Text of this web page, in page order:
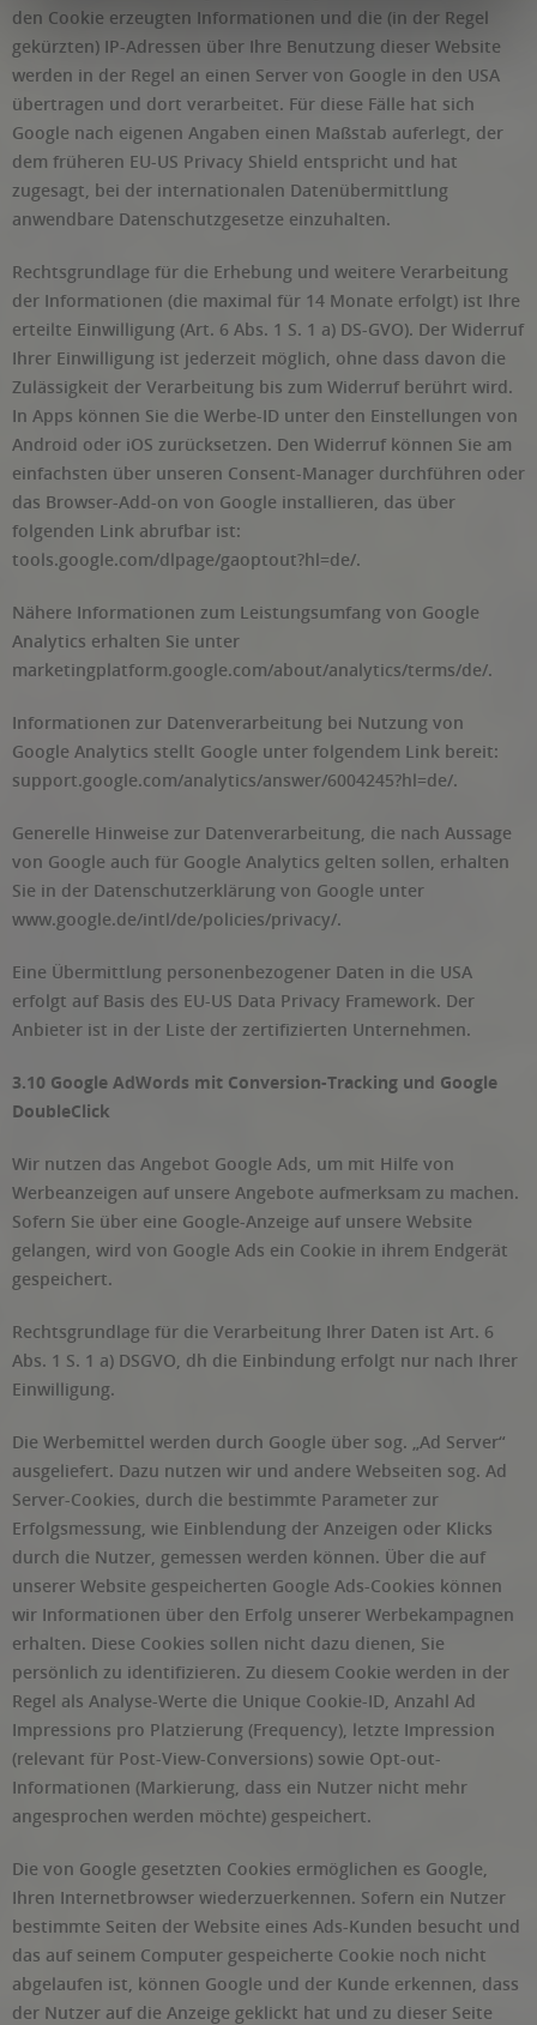
den Cookie erzeugten Informationen und die (in der Regel
gekürzten) IP-Adressen über Ihre Benutzung dieser Website
werden in der Regel an einen Server von Google in den USA
übertragen und dort verarbeitet. Für diese Fälle hat sich
Google nach eigenen Angaben einen Maßstab auferlegt, der
dem früheren EU-US Privacy Shield entspricht und hat
zugesagt, bei der internationalen Datenübermittlung
anwendbare Datenschutzgesetze einzuhalten.
Rechtsgrundlage für die Erhebung und weitere Verarbeitung
der Informationen (die maximal für 14 Monate erfolgt) ist Ihre
erteilte Einwilligung (Art. 6 Abs. 1 S. 1 a) DS-GVO). Der Widerruf
Ihrer Einwilligung ist jederzeit möglich, ohne dass davon die
Zulässigkeit der Verarbeitung bis zum Widerruf berührt wird.
In Apps können Sie die Werbe-ID unter den Einstellungen von
Android oder iOS zurücksetzen. Den Widerruf können Sie am
einfachsten über unseren Consent-Manager durchführen oder
das Browser-Add-on von Google installieren, das über
folgenden Link abrufbar ist:
tools.google.com/dlpage/gaoptout?hl=de/.
Nähere Informationen zum Leistungsumfang von Google
Analytics erhalten Sie unter
marketingplatform.google.com/about/analytics/terms/de/.
Informationen zur Datenverarbeitung bei Nutzung von
Google Analytics stellt Google unter folgendem Link bereit:
support.google.com/analytics/answer/6004245?hl=de/.
Generelle Hinweise zur Datenverarbeitung, die nach Aussage
von Google auch für Google Analytics gelten sollen, erhalten
Sie in der Datenschutzerklärung von Google unter
www.google.de/intl/de/policies/privacy/.
Eine Übermittlung personenbezogener Daten in die USA
erfolgt auf Basis des EU-US Data Privacy Framework. Der
Anbieter ist in der Liste der zertifizierten Unternehmen.
3.10 Google AdWords mit Conversion-Tracking und Google
DoubleClick
Wir nutzen das Angebot Google Ads, um mit Hilfe von
Werbeanzeigen auf unsere Angebote aufmerksam zu machen.
Sofern Sie über eine Google-Anzeige auf unsere Website
gelangen, wird von Google Ads ein Cookie in ihrem Endgerät
gespeichert.
Rechtsgrundlage für die Verarbeitung Ihrer Daten ist Art. 6
Abs. 1 S. 1 a) DSGVO, dh die Einbindung erfolgt nur nach Ihrer
Einwilligung.
Die Werbemittel werden durch Google über sog. „Ad Server“
ausgeliefert. Dazu nutzen wir und andere Webseiten sog. Ad
Server-Cookies, durch die bestimmte Parameter zur
Erfolgsmessung, wie Einblendung der Anzeigen oder Klicks
durch die Nutzer, gemessen werden können. Über die auf
unserer Website gespeicherten Google Ads-Cookies können
wir Informationen über den Erfolg unserer Werbekampagnen
erhalten. Diese Cookies sollen nicht dazu dienen, Sie
persönlich zu identifizieren. Zu diesem Cookie werden in der
Regel als Analyse-Werte die Unique Cookie-ID, Anzahl Ad
Impressions pro Platzierung (Frequency), letzte Impression
(relevant für Post-View-Conversions) sowie Opt-out-
Informationen (Markierung, dass ein Nutzer nicht mehr
angesprochen werden möchte) gespeichert.
Die von Google gesetzten Cookies ermöglichen es Google,
Ihren Internetbrowser wiederzuerkennen. Sofern ein Nutzer
bestimmte Seiten der Website eines Ads-Kunden besucht und
das auf seinem Computer gespeicherte Cookie noch nicht
abgelaufen ist, können Google und der Kunde erkennen, dass
der Nutzer auf die Anzeige geklickt hat und zu dieser Seite